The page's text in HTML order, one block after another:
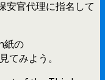
安官代理に指名して
紙の
てみよう。